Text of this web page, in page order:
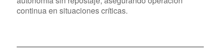
continua en situaciones críticas.